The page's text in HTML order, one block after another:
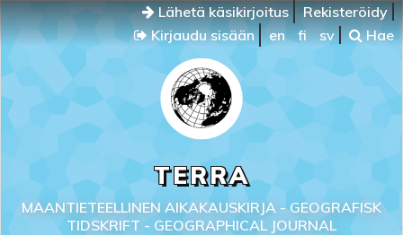
Lähetä käsikirjoitus
Rekisteröidy
Kirjaudu sisään
en fi sv Hae
TERRA
MAANTIETEELLINEN AIKAKAUSKIRJA - GEOGRAFISK
TIDSKRIFT - GEOGRAPHICAL JOURNAL